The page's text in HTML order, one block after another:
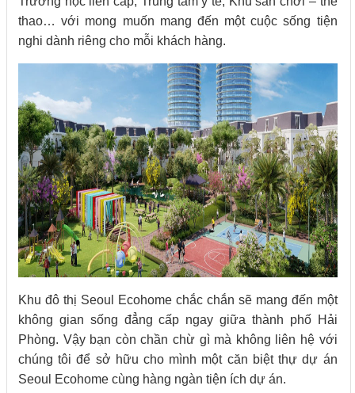
thao… với mong muốn mang đến một cuộc sống tiện
nghi dành riêng cho mỗi khách hàng.
Khu đô thị Seoul Ecohome chắc chắn sẽ mang đến một
không gian sống đẳng cấp ngay giữa thành phố Hải
Phòng. Vậy bạn còn chần chừ gì mà không liên hệ với
chúng tôi để sở hữu cho mình một căn biệt thự dự án
Seoul Ecohome cùng hàng ngàn tiện ích dự án.